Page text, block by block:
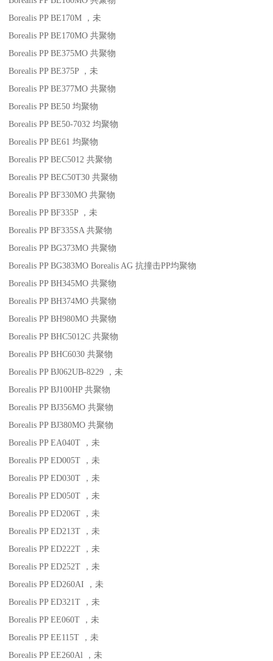
Borealis PP BE170M
，未
Borealis PP BE170MO 共聚物
Borealis PP BE375MO 共聚物
Borealis PP BE375P
，未
Borealis PP BE377MO 共聚物
Borealis PP BE50 均聚物
Borealis PP BE50-7032 均聚物
Borealis PP BE61 均聚物
Borealis PP BEC5012 共聚物
Borealis PP BEC50T30 共聚物
Borealis PP BF330MO 共聚物
Borealis PP BF335P
，未
Borealis PP BF335SA 共聚物
Borealis PP BG373MO 共聚物
Borealis PP BG383MO Borealis AG 抗撞击PP均聚物
Borealis PP BH345MO 共聚物
Borealis PP BH374MO 共聚物
Borealis PP BH980MO 共聚物
Borealis PP BHC5012C 共聚物
Borealis PP BHC6030 共聚物
Borealis PP BJ062UB-8229
，未
Borealis PP BJ100HP 共聚物
Borealis PP BJ356MO 共聚物
Borealis PP BJ380MO 共聚物
Borealis PP EA040T
，未
Borealis PP ED005T
，未
Borealis PP ED030T
，未
Borealis PP ED050T
，未
Borealis PP ED206T
，未
Borealis PP ED213T
，未
Borealis PP ED222T
，未
Borealis PP ED252T
，未
Borealis PP ED260AI
，未
Borealis PP ED321T
，未
Borealis PP EE060T
，未
Borealis PP EE115T
，未
Borealis PP EE260Al
，未